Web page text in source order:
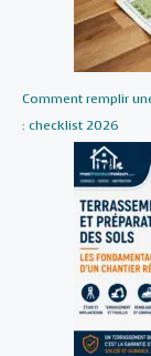
Comment remplir
: checklist 2026